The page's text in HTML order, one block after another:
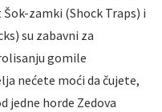
zamki (Shock Traps) i
su zabavni za
gomile
nećete moći da čujete,
jedne horde Zedova